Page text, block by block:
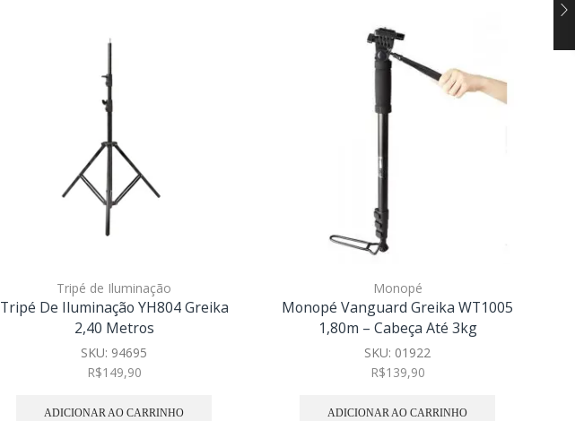
Tripé de Iluminação
Tripé De Iluminação YH804 Greika
2,40 Metros
SKU: 94695
R$149,90
ADICIONAR AO CARRINHO
Monopé
Monopé Vanguard Greika WT1005
1,80m – Cabeça Até 3kg
SKU: 01922
R$139,90
ADICIONAR AO CARRINHO